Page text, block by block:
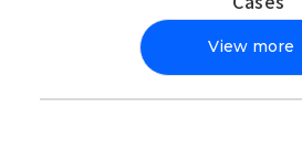
View more